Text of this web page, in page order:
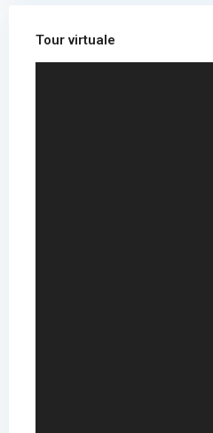
Tour virtuale